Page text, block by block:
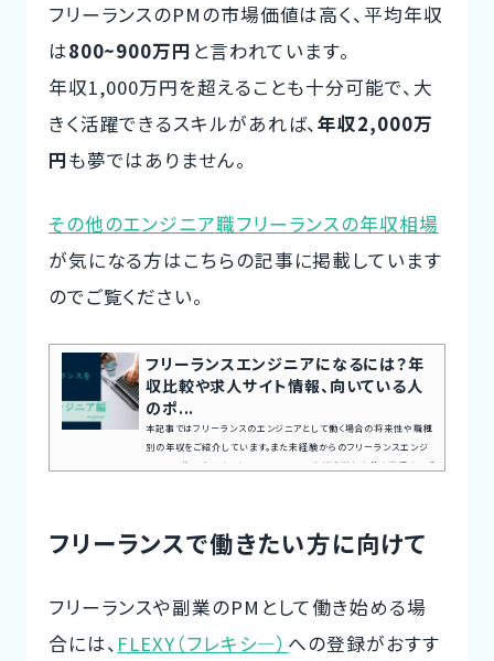
フリーランスのPMの市場価値は高く、平均年収
は800~900万円 と言われています。
年収1,000万円を超えることも十分可能で、大
きく活躍できるスキルがあれば、年収2,000万
円も夢ではありません。
その他のエンジニア職フリーランスの年収相場
が気になる方はこちらの記事に掲載しています
のでご覧ください。
フリーランスエンジニアになるには？年
収比較や求人サイト情報、向いている人
のポ...
本記事ではフリーランスのエンジニアとして働く場合の将来性や職種
別の年収をご紹介しています。また未経験からのフリーランスエンジ
ニアの目指し方やすでにフリーランスの方が高単価案件を獲得するポ
用した大規模なデータ解析が日常的なものとなりました。こうした背
景から、プロダクト開発、生産性向上、コスト削減に向けたソフト...
フリーランスで働きたい方に向けて
フリーランスや副業のPMとして働き始める場
合には、 FLEXY（フレキシ―） への登録がおすす